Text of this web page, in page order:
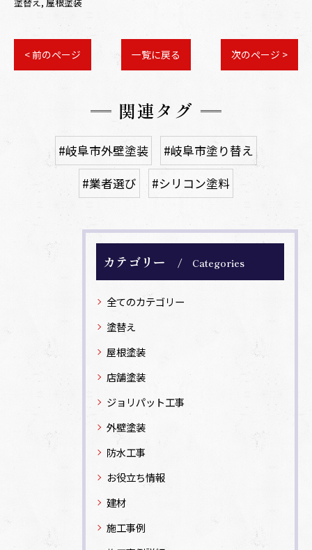
< 前のページ 一覧に戻る 次のページ >
関連タグ
#岐阜市外壁塗装
#岐阜市塗り替え
#業者選び
#シリコン塗料
カテゴリー Categories
全てのカテゴリー
塗替え
屋根塗装
店舗塗装
ジョリパット工事
外壁塗装
防水工事
お役立ち情報
建材
施工事例